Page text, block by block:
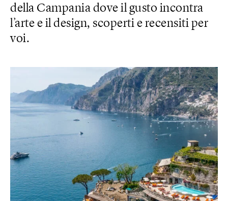
della Campania dove il gusto incontra
l’arte e il design, scoperti e recensiti per
voi.